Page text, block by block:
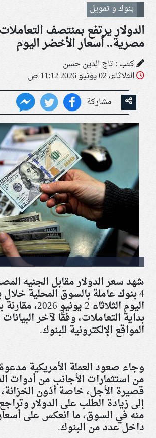
بنوك و تمويل
مصرية.. أسعار الأخضر اليوم
كتب : تاج الدين حسن
الثلاثاء، 02 يونيو 2026 11:12 ص
مشاركة
شهد سعر الدولار مقابل الجنيه
4 بنوك عاملة بالسوق المحلية
اليوم الثلاثاء 2
بداية التعاملات، وفقًا لآخر
المواقع الإلكترونية للبنوك.
وجاء صعود العملة الأمريكية
من استثمارات الأجانب من أدوات
قصيرة الأجل، خاصة أذون
إلى زيادة الطلب على الدولار
منه في السوق، ما انعكس على
داخل عدد من البنوك.